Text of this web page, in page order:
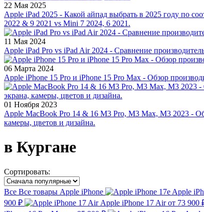
22 Мая 2025
Apple iPad 2025 - Какой айпад выбрать в 2025 году по
2022 & 9 2021 vs Mini 7 2024, 6 2021.
11 Мая 2024
Apple iPad Pro vs iPad Air 2024 - Сравнение
06 Марта 2024
Apple iPhone 15 Pro и iPhone 15 Pro Max - Обзор
01 Ноября 2023
Apple MacBook Pro 14 & 16 M3 Pro, M3 Max, M3 2023 -
камеры, цветов и дизайна.
в Кургане
Сортировать:
Все Все товары Apple iPhone Apple
900 ₽
Apple iPhone 17 Air от 73 900